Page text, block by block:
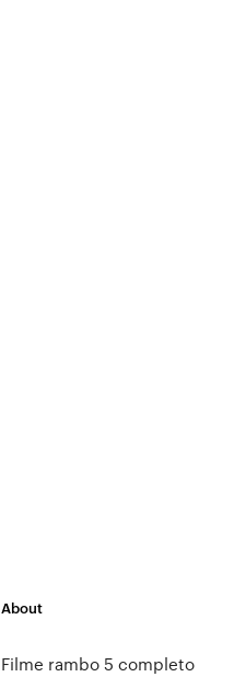
About
Filme rambo 5 completo